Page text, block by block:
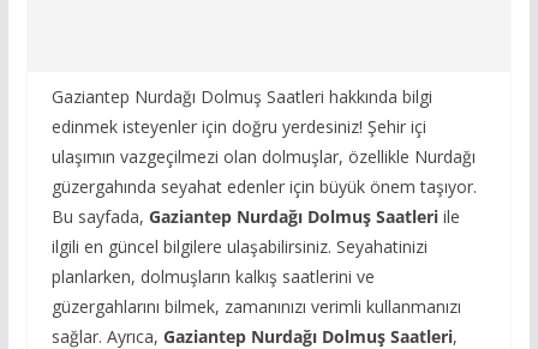
Gaziantep Nurdağı Dolmuş Saatleri hakkında bilgi
edinmek isteyenler için doğru yerdesiniz! Şehir içi
ulaşımın vazgeçilmezi olan dolmuşlar, özellikle Nurdağı
güzergahında seyahat edenler için büyük önem taşıyor.
Bu sayfada, Gaziantep Nurdağı Dolmuş Saatleriile
ilgili en güncel bilgilere ulaşabilirsiniz. Seyahatinizi
planlarken, dolmuşların kalkış saatlerini ve
güzergahlarını bilmek, zamanınızı verimli kullanmanızı
sağlar. Ayrıca, Gaziantep Nurdağı Dolmuş Saatleri,